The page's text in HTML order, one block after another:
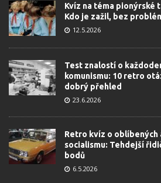
Kvíz na téma pionýrské
Kdo je zažil, bez
12.5.2026
Test znalostí o
komunismu: 10 retro
dobrý přehled
23.6.2026
Retro kvíz o oblíbených
socialismu: Tehdejší
bodů
6.5.2026